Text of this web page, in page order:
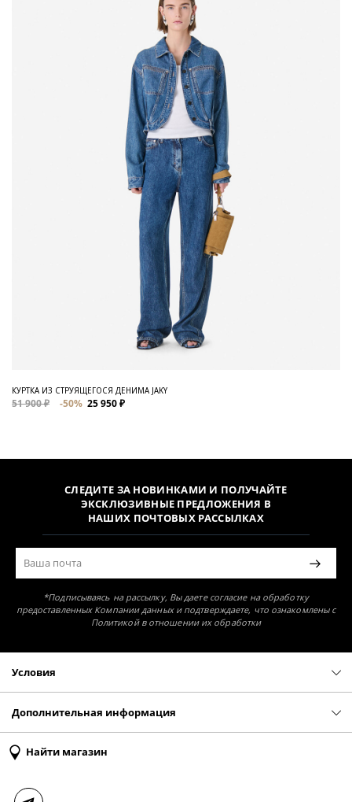
КУРТКА ИЗ СТРУЯЩЕГОСЯ ДЕНИМА JAKY
51 900 ₽ -50% 25 950 ₽
СЛЕДИТЕ ЗА НОВИНКАМИ И ПОЛУЧАЙТЕ
ЭКСКЛЮЗИВНЫЕ ПРЕДЛОЖЕНИЯ В
НАШИХ ПОЧТОВЫХ РАССЫЛКАХ
*Подписываясь на рассылку, Вы даете согласие на обработку
предоставленных Компании данных и подтверждаете, что ознакомлены с
Политикой в отношении их обработки
Условия
Политика конфиденциальности
Оферта
Дополнительная информация
Доставка и оплата
Таблица размеров
Найти магазин